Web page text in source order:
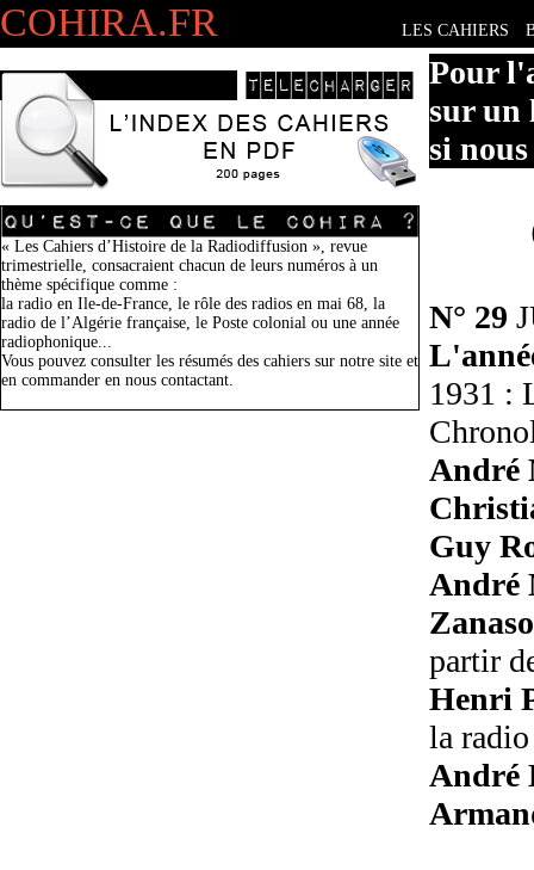
COHIRA.FR LES CAHIERS
« Les Cahiers d’Histoire de la Radiodiffusion », revue
trimestrielle, consacraient chacun de leurs numéros à un
thème spécifique comme :
la radio en Ile-de-France, le rôle des radios en mai 68, la
radio de l’Algérie française, le Poste colonial ou une année
radiophonique...
Vous pouvez consulter les résumés des cahiers sur notre site et
en commander en nous contactant.
Pour
sur un
si
N° 29
1931 :
André
Guy
André
partir
Henri
la
André